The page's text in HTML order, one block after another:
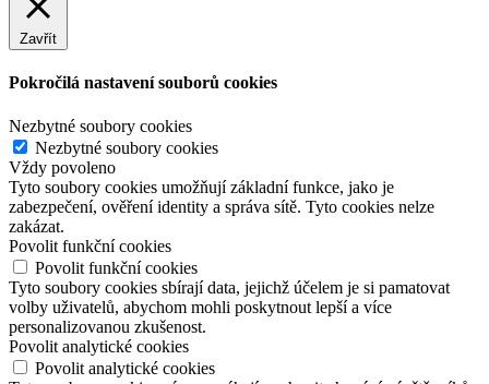
Zavřít
Pokročilá nastavení souborů cookies
Nezbytné soubory cookies
Nezbytné soubory cookies
Vždy povoleno
Tyto soubory cookies umožňují základní funkce, jako je
zabezpečení, ověření identity a správa sítě. Tyto cookies nelze
zakázat.
Povolit funkční cookies
Povolit funkční cookies
Tyto soubory cookies sbírají data, jejichž účelem je si pamatovat
volby uživatelů, abychom mohli poskytnout lepší a více
personalizovanou zkušenost.
Povolit analytické cookies
Povolit analytické cookies